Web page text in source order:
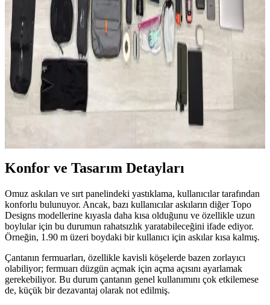
Tek Çanta Hazırlığı ve İpuçları
Güney Avrupa'da 50 gün süren seyahatte sadece 35 litrelik sırt
çantası kullanılarak hafiflik ve işlevsellik ön planda tutuldu. Kıyafet,
teknoloji ve bakım önerileriyle minimal seyahat deneyimi anlatılıyor.
2026 Asya ve Okyanusya Sırt Çantası Seyahati İçin
Ekipman ve Planlama Rehberi
2026'da başlayacak Asya ve Okyanusya sırt çantası seyahati için
detaylı ekipman ve planlama önerileri sunulmaktadır. Seyahat rotası,
Konfor ve Tasarım Detayları
Omuz askıları ve sırt panelindeki yastıklama, kullanıcılar tarafından
konforlu bulunuyor. Ancak, bazı kullanıcılar askıların diğer Topo
Designs modellerine kıyasla daha kısa olduğunu ve özellikle uzun
boylular için bu durumun rahatsızlık yaratabileceğini ifade ediyor.
Örneğin, 1.90 m üzeri boydaki bir kullanıcı için askılar kısa kalmış.
Çantanın fermuarları, özellikle kavisli köşelerde bazen zorlayıcı
olabiliyor; fermuarı düzgün açmak için açma açısını ayarlamak
gerekebiliyor. Bu durum çantanın genel kullanımını çok etkilemese
de, küçük bir dezavantaj olarak not edilmiş.